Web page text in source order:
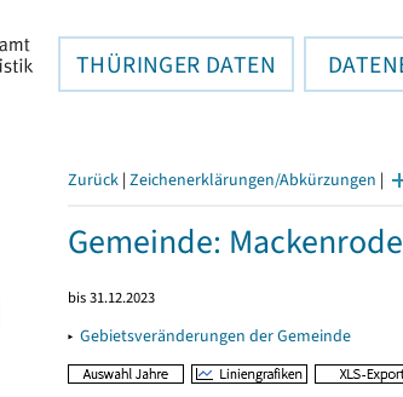
THÜRINGER DATEN
Zurück | Zeichenerklärungen/Abkürzungen |
Gemeinde: Mackenrode
bis 31.12.2023
▸ Gebietsveränderungen der Gemeinde